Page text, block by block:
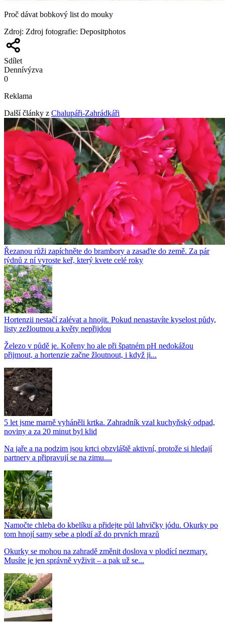
Proč dávat bobkový list do mouky
Zdroj: Zdroj fotografie: Depositphotos
Sdílet
Dennívýzva
0
Reklama
Další články z Chalupáři-Zahrádkáři
Řezanou růži zapíchněte do brambory a zasaďte do země. Za pár
týdnů z ní vyroste keř, který kvete celé roky
Hortenzii nestačí zalévat a hnojit. Pokud nenastavíte kyselost půdy,
listy zežloutnou a květy nepřijdou
Železo v půdě je. Kořeny ho ale při špatném pH nedokážou
přijmout, a hortenzie začne žloutnout, i když ji...
5 let jsme marně vyháněli krtka. Zahradník vzal kuchyňský odpad,
noviny a za 20 minut byl klid
Na jaře a na podzim jsou krtci obzvláště aktivní, protože si hledají
partnery a připravují se na zimu....
Namočte chleba do kbelíku a přidejte půl lahvičky jódu. Okurky po
tom hnojí samy sebe a plodí až do prvních mrazů
Okurky se mohou na zahradě změnit doslova v plodící nezmary.
Musíte je jen správně vyživit – a pak už se...